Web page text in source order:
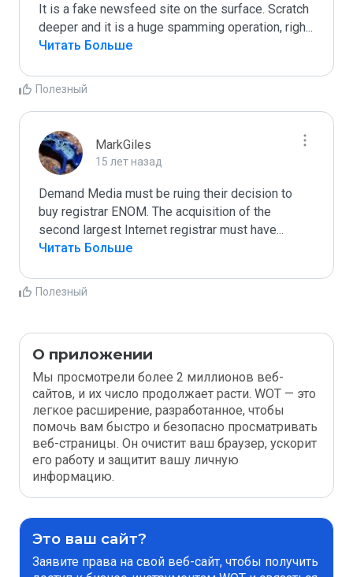
It is a fake newsfeed site on the surface. Scratch
deeper and it is a huge spamming operation, righ...
Читать Больше
Полезный
MarkGiles
15 лет назад
Demand Media must be ruing their decision to
buy registrar ENOM. The acquisition of the
second largest Internet registrar must have...
Читать Больше
Полезный
О приложении
Мы просмотрели более 2 миллионов веб-
сайтов, и их число продолжает расти. WOT — это
легкое расширение, разработанное, чтобы
помочь вам быстро и безопасно просматривать
веб-страницы. Он очистит ваш браузер, ускорит
его работу и защитит вашу личную
информацию.
Это ваш сайт?
Заявите права на свой веб-сайт, чтобы получить